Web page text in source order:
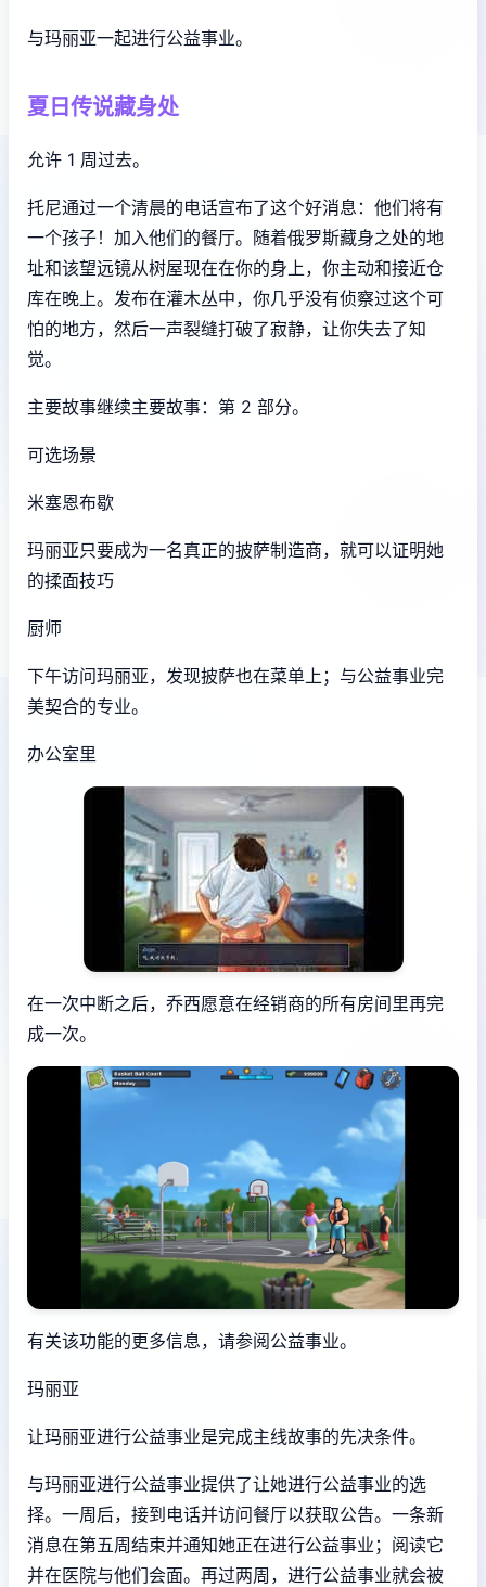
与玛丽亚一起进行公益事业。
夏日传说藏身处
允许 1 周过去。
托尼通过一个清晨的电话宣布了这个好消息：他们将有
一个孩子！加入他们的餐厅。随着俄罗斯藏身之处的地
址和该望远镜从树屋现在在你的身上，你主动和接近仓
库在晚上。发布在灌木丛中，你几乎没有侦察过这个可
怕的地方，然后一声裂缝打破了寂静，让你失去了知
觉。
主要故事继续主要故事：第 2 部分。
可选场景
米塞恩布歇
玛丽亚只要成为一名真正的披萨制造商，就可以证明她
的揉面技巧
厨师
下午访问玛丽亚，发现披萨也在菜单上；与公益事业完
美契合的专业。
办公室里
在一次中断之后，乔西愿意在经销商的所有房间里再完
成一次。
有关该功能的更多信息，请参阅公益事业。
玛丽亚
让玛丽亚进行公益事业是完成主线故事的先决条件。
与玛丽亚进行公益事业提供了让她进行公益事业的选
择。一周后，接到电话并访问餐厅以获取公告。一条新
消息在第五周结束并通知她正在进行公益事业；阅读它
并在医院与他们会面。再过两周，进行公益事业就会被